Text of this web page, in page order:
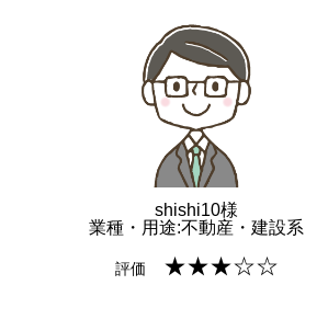
shishi10様
業種・用途:不動産・建設系
評価 ★★★☆☆